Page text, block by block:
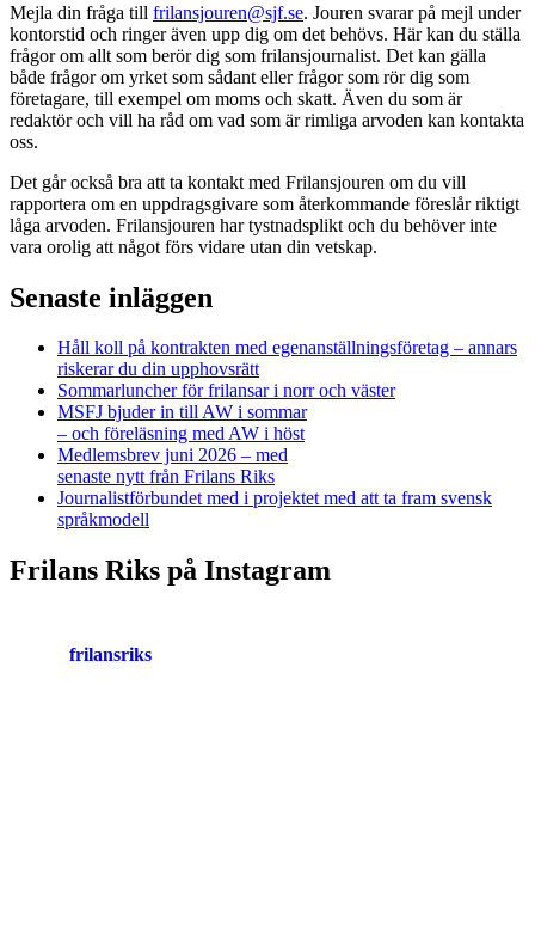
Mejla din fråga till frilansjouren@sjf.se. Jouren svarar på mejl under
kontorstid och ringer även upp dig om det behövs. Här kan du ställa
frågor om allt som berör dig som frilansjournalist. Det kan gälla
både frågor om yrket som sådant eller frågor som rör dig som
företagare, till exempel om moms och skatt. Även du som är
redaktör och vill ha råd om vad som är rimliga arvoden kan kontakta
oss.
Det går också bra att ta kontakt med Frilansjouren om du vill
rapportera om en uppdragsgivare som återkommande föreslår riktigt
låga arvoden. Frilansjouren har tystnadsplikt och du behöver inte
vara orolig att något förs vidare utan din vetskap.
Senaste inläggen
Håll koll på kontrakten med egenanställningsföretag – annars
riskerar du din upphovsrätt
Sommarluncher för frilansar i norr och väster
MSFJ bjuder in till AW i sommar
– och föreläsning med AW i höst
Medlemsbrev juni 2026 – med
senaste nytt från Frilans Riks
Journalistförbundet med i projektet med att ta fram svensk
språkmodell
Frilans Riks på Instagram
frilansriks